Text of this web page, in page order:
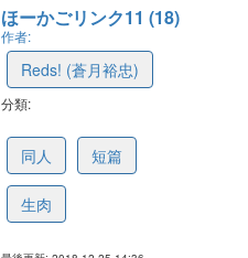
ほーかごリンク11 (18)
作者:
Reds! (蒼月裕忠)
分類:
同人 短篇
生肉